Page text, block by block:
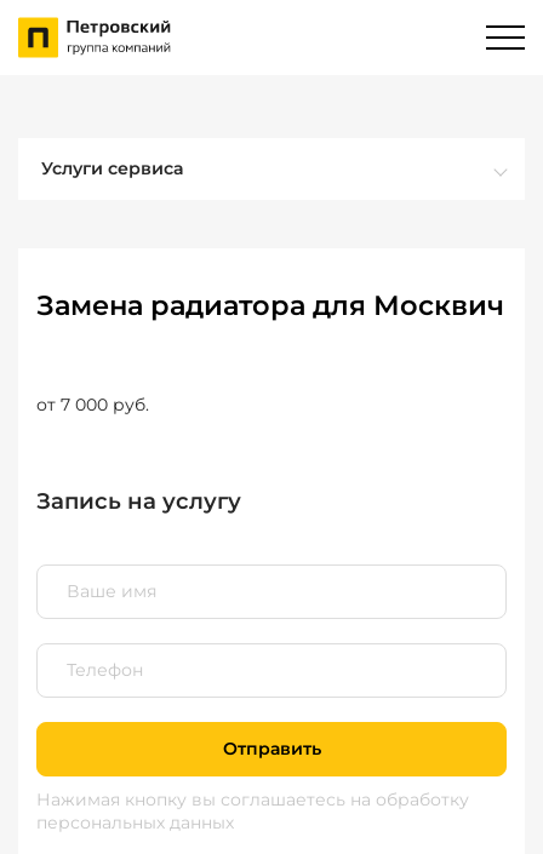
Услуги сервиса
Замена радиатора для Москвич
от 7 000 руб.
Запись на услугу
Отправить
Нажимая кнопку вы соглашаетесь на обработку
персональных данных